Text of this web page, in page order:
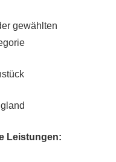
gewählten
Leistungen: